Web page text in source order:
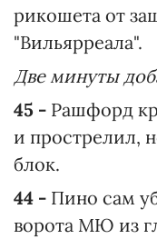
рикошета от
"Вильярреала".
Две минуты
45 - Рашфорд
и прострелил,
блок.
44 - Пино сам
ворота МЮ из